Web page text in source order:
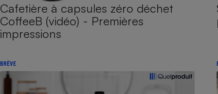
Cafetière à capsules zéro déchet
CoffeeB (vidéo) - Premières
impressions
BRÈVE